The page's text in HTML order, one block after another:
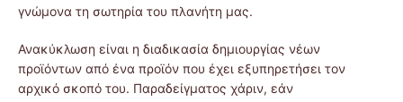
γνώμονα τη σωτηρία του πλανήτη μας.
Ανακύκλωση είναι η διαδικασία δημιουργίας νέων
προϊόντων από ένα προϊόν που έχει εξυπηρετήσει τον
αρχικό σκοπό του. Παραδείγματος χάριν, εάν